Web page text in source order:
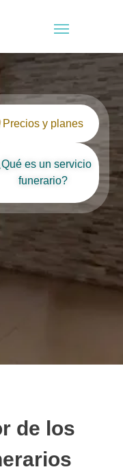
Precios y planes
es un servicio
funerario?
de los